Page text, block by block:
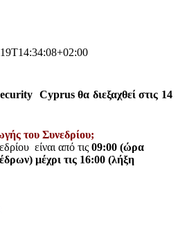
Cyprus θα διεξαχθεί στις 14
του Συνεδρίου;
είναι από τις 09:00 (ώρα
μέχρι τις 16:00 (λήξη